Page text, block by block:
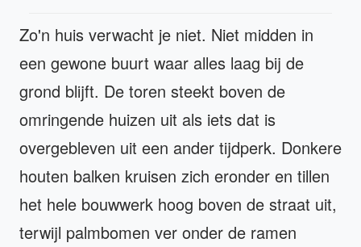
Zo'n huis verwacht je niet. Niet midden in
een gewone buurt waar alles laag bij de
grond blijft. De toren steekt boven de
omringende huizen uit als iets dat is
overgebleven uit een ander tijdperk. Donkere
houten balken kruisen zich eronder en tillen
het hele bouwwerk hoog boven de straat uit,
terwijl palmbomen ver onder de ramen